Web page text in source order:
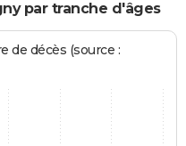
par tranche d'âges
de décès (source :